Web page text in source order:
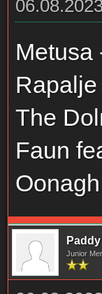
Metusa
The
Faun
Paddy
Junior